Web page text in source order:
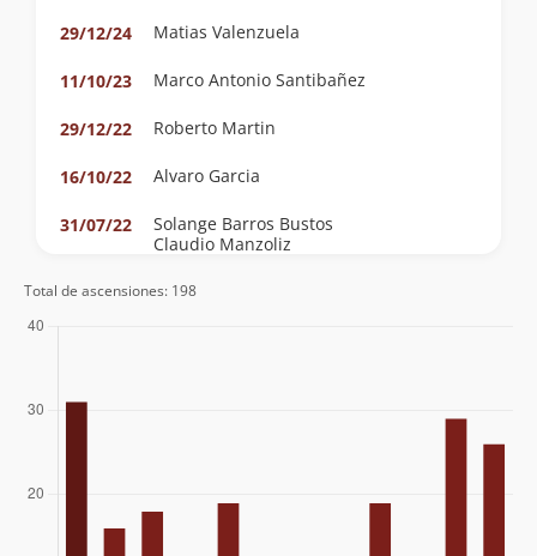
29/12/24 Matias Valenzuela
11/10/23 Marco Antonio Santibañez
29/12/22 Roberto Martin
16/10/22 Alvaro Garcia
31/07/22
Solange Barros Bustos
Claudio Manzoliz
17/01/22
Roberto Martin
28/07/21
Total de ascensiones: 198